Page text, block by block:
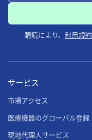
購読により、 利用規約
サービス
市場アクセス
医療機器のグローバル登録
現地代理人サービス